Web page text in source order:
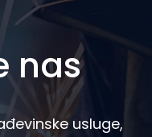
nas
usluge,